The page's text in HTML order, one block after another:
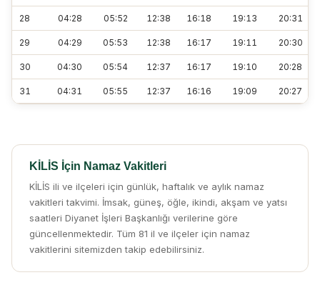
28 04:28 05:52 12:38 16:18 19:13 20:31
29 04:29 05:53 12:38 16:17 19:11 20:30
30 04:30 05:54 12:37 16:17 19:10 20:28
31 04:31 05:55 12:37 16:16 19:09 20:27
KİLİS İçin Namaz Vakitleri
KİLİS ili ve ilçeleri için günlük, haftalık ve aylık namaz
vakitleri takvimi. İmsak, güneş, öğle, ikindi, akşam ve yatsı
saatleri Diyanet İşleri Başkanlığı verilerine göre
güncellenmektedir. Tüm 81 il ve ilçeler için namaz
vakitlerini sitemizden takip edebilirsiniz.